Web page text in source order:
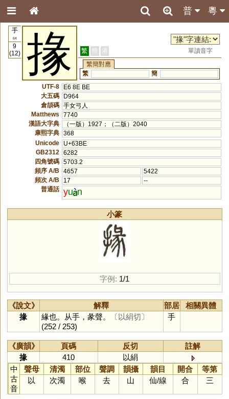
粵
普
手
64
9
(12)
掾 繁 簡 港
單讀音字
繁簡對應
繁
簡
UTF-8
E6 8E BE
大五碼
D964
倉頡碼 手女弓人
Matthews
7740
漢語大字典
（一版）1927；（二版）2040
康熙字典 368
Unicode
U+63BE
GB2312
6282
四角號碼 5703.2
頻序 A/B
4657
5422
頻次 A/B
17
--
普通話 yu n
小篆
字例: 1/1
《說文》 解釋 部居
相關異體
掾
緣也。从手，彖聲。
〔以絹切〕
(252 / 253)
手
《廣韻》 頁碼 反切
註解
掾
410
以絹
中
古
音
聲母 清濁 部位 聲調 韻攝 韻目 開合
等第
以
次濁 喉 去 山 仙/線 合 三